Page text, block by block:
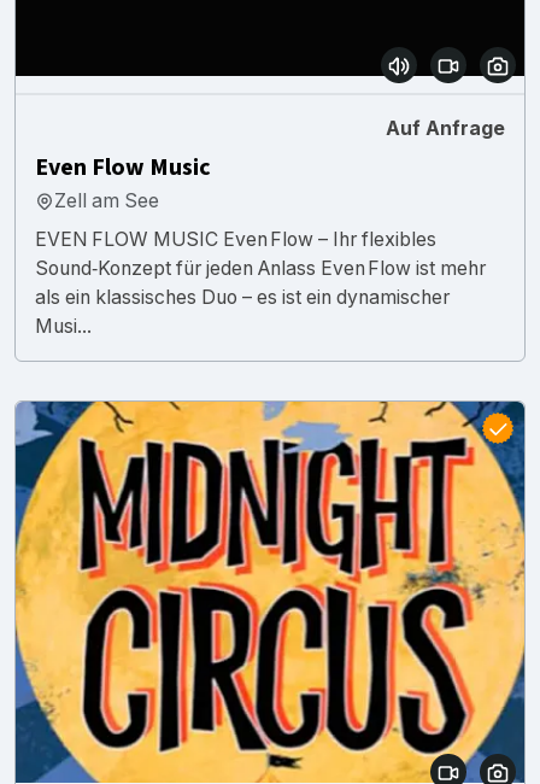
Auf Anfrage
Even Flow Music
Zell am See
EVEN FLOW MUSIC Even Flow – Ihr flexibles
Sound‑Konzept für jeden Anlass Even Flow ist mehr
als ein klassisches Duo – es ist ein dynamischer
Musi...